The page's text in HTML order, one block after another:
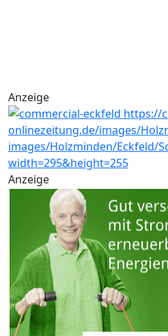
Anzeige
Anzeige